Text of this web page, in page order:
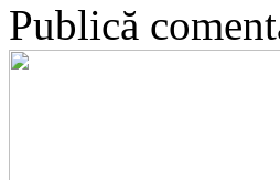
Publică